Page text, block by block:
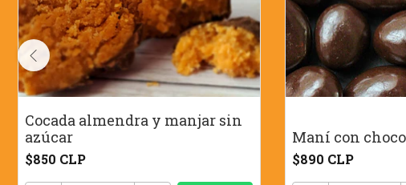
Cocada almendra y manjar sin
azúcar
$850 CLP
Maní con
$890 CLP